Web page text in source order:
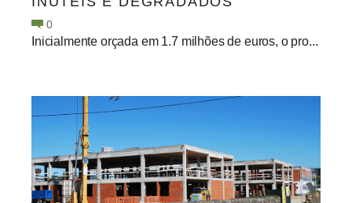
0
Inicialmente orçada em 1.7 milhões de euros, o pro...